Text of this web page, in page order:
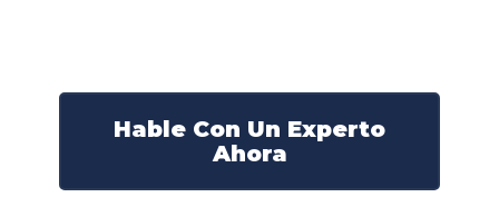
Hable Con Un Experto
Ahora